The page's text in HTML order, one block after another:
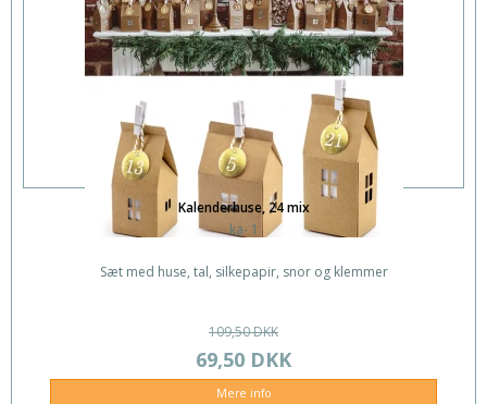
Kalenderhuse, 24 mix
ka- 1
Sæt med huse, tal, silkepapir, snor og klemmer
109,50 DKK
69,50 DKK
Mere info